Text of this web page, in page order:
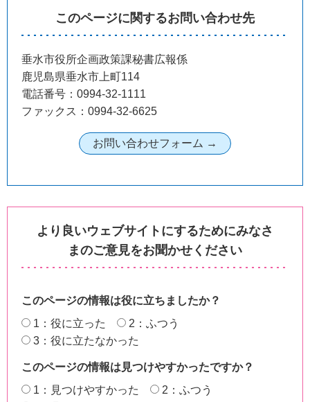
このページに関するお問い合わせ先
垂水市役所企画政策課秘書広報係
鹿児島県垂水市上町114
電話番号：0994-32-1111
ファックス：0994-32-6625
より良いウェブサイトにするためにみなさ
まのご意見をお聞かせください
このページの情報は役に立ちましたか？
1：役に立った
2：ふつう
3：役に立たなかった
このページの情報は見つけやすかったですか？
1：見つけやすかった
2：ふつう